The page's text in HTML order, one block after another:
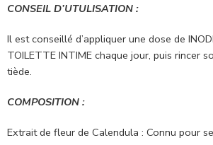
CONSEIL D’UTULISATION :
Il est conseillé d’appliquer une dose de
TOILETTE INTIME chaque jour, puis rincer
tiède.
COMPOSITION :
Extrait de fleur de Calendula : Connu pour